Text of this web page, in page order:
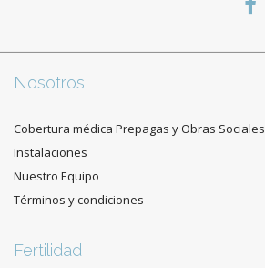
Nosotros
Cobertura médica Prepagas y Obras Sociales
Instalaciones
Nuestro Equipo
Términos y condiciones
Fertilidad